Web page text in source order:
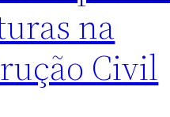
na
Civil